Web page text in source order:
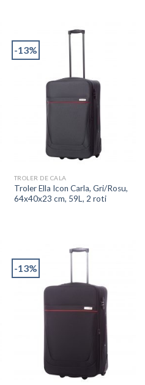
-13%
TROLER DE CALA
Troler Ella Icon Carla, Gri/Rosu,
64x40x23 cm, 59L, 2 roti
-13%